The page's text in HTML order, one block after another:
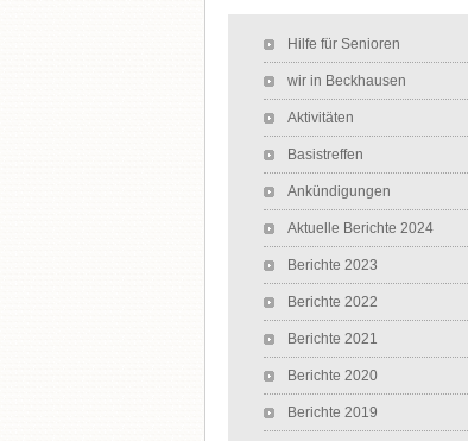
Hilfe für Senioren
wir in Beckhausen
Aktivitäten
Basistreffen
Ankündigungen
Aktuelle Berichte 2024
Berichte 2023
Berichte 2022
Berichte 2021
Berichte 2020
Berichte 2019